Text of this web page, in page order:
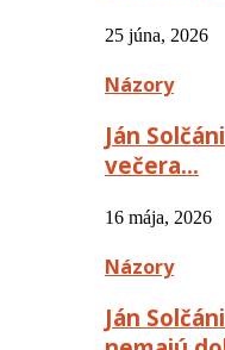
25 júna, 2026
Názory
Ján
večera…
16 mája, 2026
Názory
Ján